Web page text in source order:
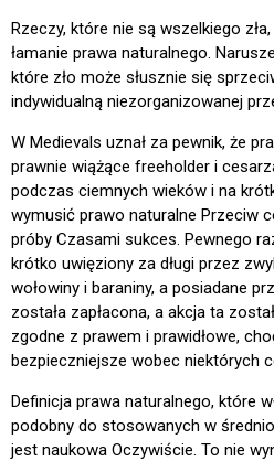
Rzeczy, które nie są wszelkiego
łamanie prawa naturalnego.
które zło może słusznie się
indywidualną niezorganizowanej
W Medievals uznał za pewnik, że
prawnie wiążące freeholder i
podczas ciemnych wieków i na
wymusić prawo naturalne Przeciw
próby Czasami sukces. Pewnego
krótko uwięziony za długi przez
wołowiny i baraniny, a posiadane
została zapłacona, a akcja ta
zgodne z prawem i prawidłowe,
bezpieczniejsze wobec niektórych
Definicja prawa naturalnego, które
podobny do stosowanych w
jest naukowa Oczywiście. To nie